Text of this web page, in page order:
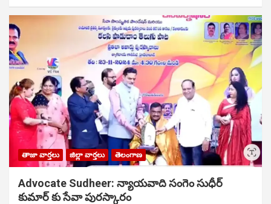
తాజా వార్తలు జిల్లా వార్తలు తెలంగాణ
Advocate Sudheer: న్యాయవాది సంగెం సుధీర్
కుమార్ కు సేవా పురస్కారం